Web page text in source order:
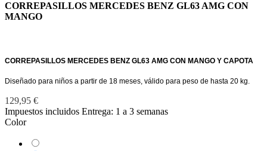
CORREPASILLOS MERCEDES BENZ GL63 AMG CON
MANGO
CORREPASILLOS MERCEDES BENZ GL63 AMG CON MANGO Y CAPOTA
Diseñado para niños a partir de 18 meses, válido para peso de hasta 20 kg.
129,95 €
Impuestos incluidos Entrega: 1 a 3 semanas
Color